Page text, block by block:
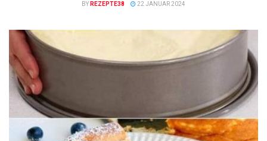
BY REZEPTE38 22 JANUAR 2024